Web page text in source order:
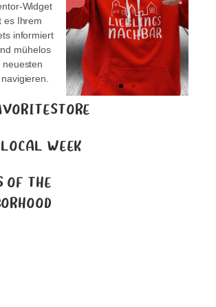
Widget
es Ihrem
informiert
mühelos
WEEK
OF THE
#SHOP LOCAL WEEK
#FACES OF THE
NEIGHBORHOOD
#MYFAVORITESTORE